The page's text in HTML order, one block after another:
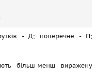
- Д; поперечне - П;
більш-менш виражену